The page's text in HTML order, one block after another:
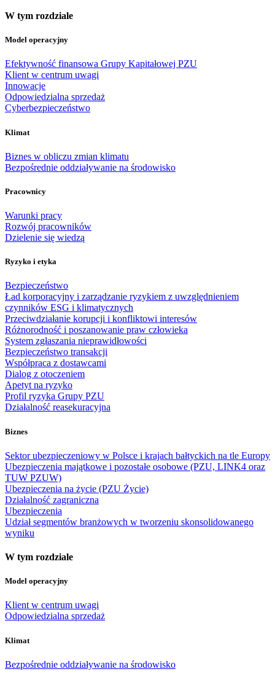
W tym rozdziale
Model operacyjny
Efektywność finansowa Grupy Kapitałowej PZU
Klient w centrum uwagi
Innowacje
Odpowiedzialna sprzedaż
Cyberbezpieczeństwo
Klimat
Biznes w obliczu zmian klimatu
Bezpośrednie oddziaływanie na środowisko
Pracownicy
Warunki pracy
Rozwój pracowników
Dzielenie się wiedzą
Ryzyko i etyka
Bezpieczeństwo
Ład korporacyjny i zarządzanie ryzykiem z uwzględnieniem
czynników ESG i klimatycznych
Przeciwdziałanie korupcji i konfliktowi interesów
Różnorodność i poszanowanie praw człowieka
System zgłaszania nieprawidłowości
Bezpieczeństwo transakcji
Współpraca z dostawcami
Dialog z otoczeniem
Apetyt na ryzyko
Profil ryzyka Grupy PZU
Działalność reasekuracyjna
Biznes
Sektor ubezpieczeniowy w Polsce i krajach bałtyckich na tle Europy
Ubezpieczenia majątkowe i pozostałe osobowe (PZU, LINK4 oraz
TUW PZUW)
Ubezpieczenia na życie (PZU Życie)
Działalność zagraniczna
Ubezpieczenia
Udział segmentów branżowych w tworzeniu skonsolidowanego
wyniku
W tym rozdziale
Model operacyjny
Klient w centrum uwagi
Odpowiedzialna sprzedaż
Klimat
Bezpośrednie oddziaływanie na środowisko